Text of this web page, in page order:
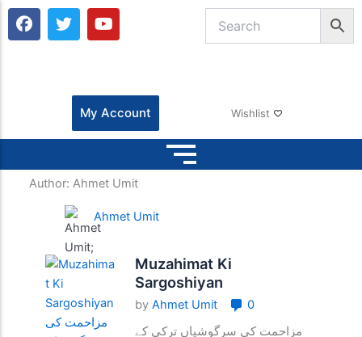
F
a
T
w
e
Y
o
b
e
My Account Wishlist
Author: Ahmet Umit
Ahmet Umit
Muzahimat Ki
Sargoshiyan
by Ahmet Umit
0
مزاحمت کی سرگوشیاں ترکی کے